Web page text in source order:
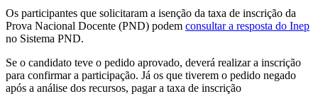
Os participantes que solicitaram a isenção da taxa de inscrição da
Prova Nacional Docente (PND) podem consultar a resposta do Inep
no Sistema PND.
Se o candidato teve o pedido aprovado, deverá realizar a inscrição
para confirmar a participação. Já os que tiverem o pedido negado
após a análise dos recursos, pagar a taxa de inscrição